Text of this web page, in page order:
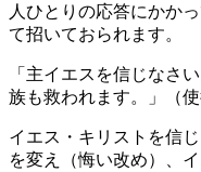
人ひとりの応答にかか
て招いておられます。
「主イエスを信じなさ
族も救われます。」（使
イエス・キリストを信
を変え（悔い改め）、